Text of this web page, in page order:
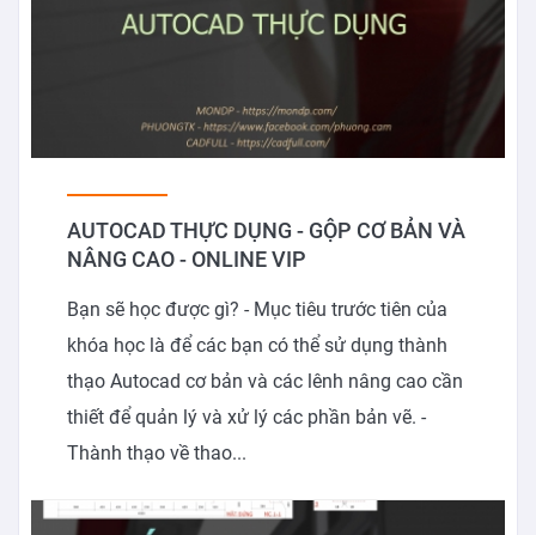
AUTOCAD THỰC DỤNG - GỘP CƠ BẢN VÀ
NÂNG CAO - ONLINE VIP
Bạn sẽ học được gì? - Mục tiêu trước tiên của
khóa học là để các bạn có thể sử dụng thành
thạo Autocad cơ bản và các lênh nâng cao cần
thiết để quản lý và xử lý các phần bản vẽ. -
Thành thạo về thao...